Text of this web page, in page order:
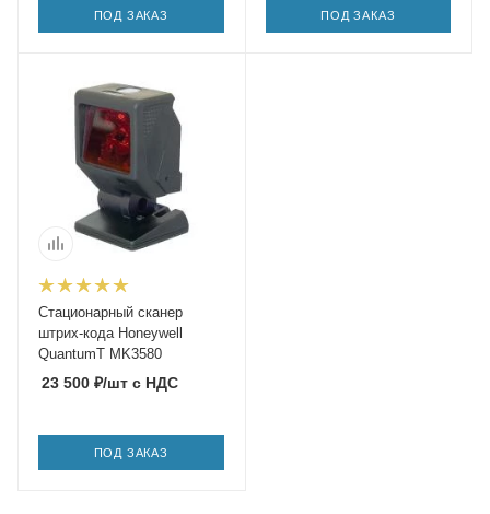
ПОД ЗАКАЗ ПОД ЗАКАЗ
Стационарный сканер
штрих-кода Honeywell
QuantumT MK3580
23 500 ₽/шт с НДС
ПОД ЗАКАЗ